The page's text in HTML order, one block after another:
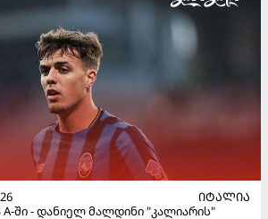
ᲘᲢᲐᲚᲘᲐ
A-ში - დანიელ მალდინი "კალიარის"